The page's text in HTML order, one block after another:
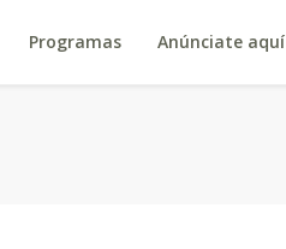
Programas Anúnciate aquí